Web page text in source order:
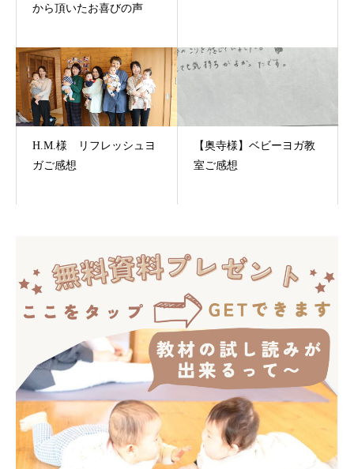
から頂いたお喜びの声
H.M.様 リフレッシュヨ
ガご感想
【奥寺様】ベビーヨガ教
室ご感想